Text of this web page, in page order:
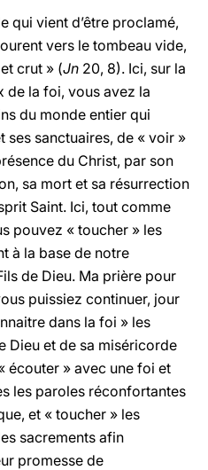
qui vient d’être proclamé,
vers le tombeau vide,
crut » (Jn 20, 8). Ici, sur la
de la foi, vous avez la
du monde entier qui
ses sanctuaires, de « voir »
du Christ, par son
sa mort et sa résurrection
Saint. Ici, tout comme
pouvez « toucher » les
à la base de notre
de Dieu. Ma prière pour
puissiez continuer, jour
dans la foi » les
Dieu et de sa miséricorde
écouter » avec une foi et
les paroles réconfortantes
et « toucher » les
sacrements afin
promesse de